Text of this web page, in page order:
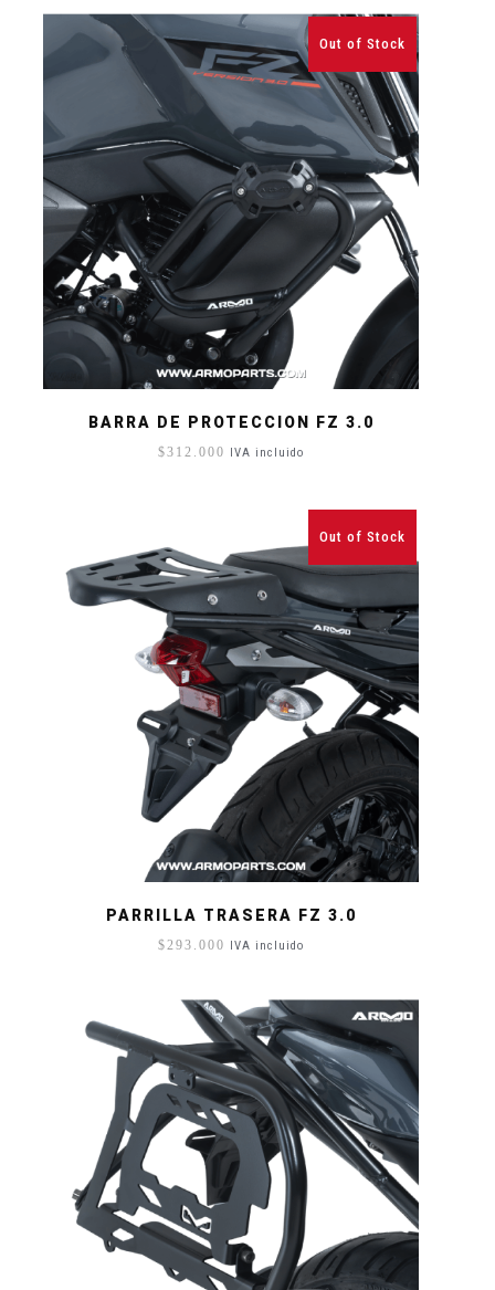
BARRA DE PROTECCION FZ 3.0
$312.000 IVA incluido
Out of Stock
PARRILLA TRASERA FZ 3.0
$293.000 IVA incluido
Out of Stock